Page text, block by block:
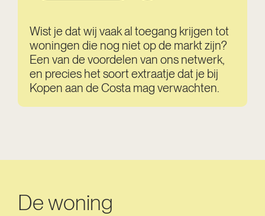
Wist je dat wij vaak al toegang krijgen tot
woningen die nog niet op de markt zijn?
Een van de voordelen van ons netwerk,
en precies het soort extraatje dat je bij
Kopen aan de Costa mag verwachten.
De woning